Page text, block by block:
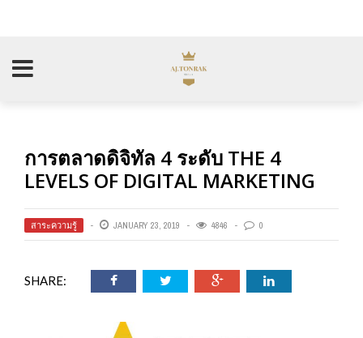
การตลาดดิจิทัล 4 ระดับ THE 4
LEVELS OF DIGITAL MARKETING
สาระความรู้ JANUARY 23, 2019 4846 0
SHARE: